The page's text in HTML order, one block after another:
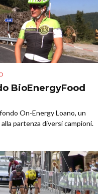
BioEnergyFood
On-Energy Loano, un
partenza diversi campioni.